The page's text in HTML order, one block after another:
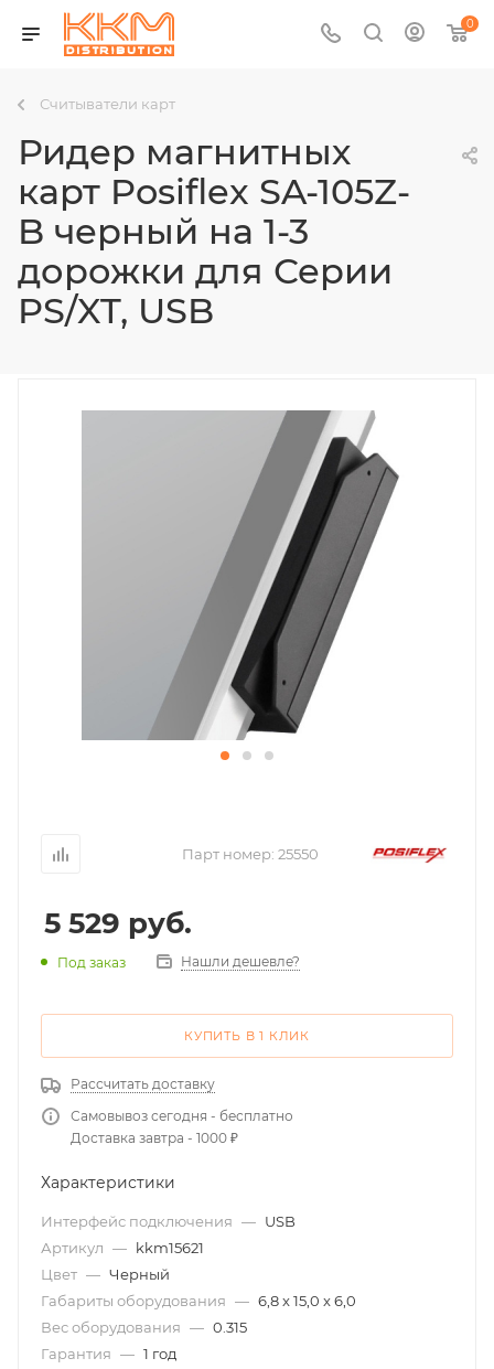
0
Считыватели карт
Ридер магнитных
карт Posiflex SA-105Z-
B черный на 1-3
дорожки для Серии
PS/XT, USB
Парт номер: 25550
5 529 руб.
Под заказ Нашли дешевле?
КУПИТЬ В 1 КЛИК
Рассчитать доставку
Самовывоз сегодня - бесплатно
Доставка завтра - 1000 ₽
Характеристики
Интерфейс подключения — USB
Артикул — kkm15621
Цвет — Черный
Габариты оборудования — 6,8 x 15,0 x 6,0
Вес оборудования — 0.315
Гарантия — 1 год